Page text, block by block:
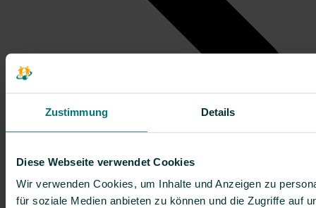
Zustimmung Details
Diese Webseite verwendet Cookies
Wir verwenden Cookies, um Inhalte und Anzeigen zu
für soziale Medien anbieten zu können und die Zugriffe auf